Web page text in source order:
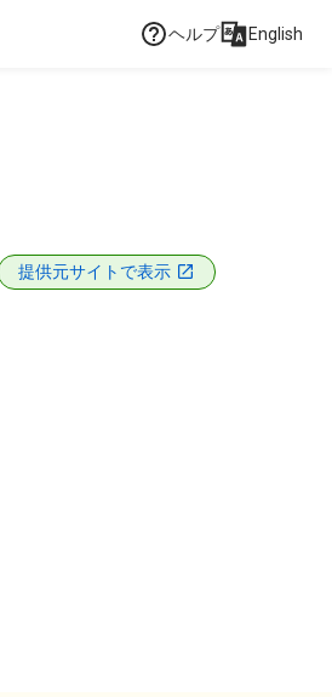
ヘルプ English
提供元サイトで表示